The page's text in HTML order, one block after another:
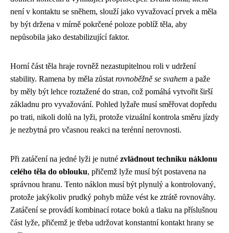
není v kontaktu se sněhem, slouží jako vyvažovací prvek a měla
by být držena v mírně pokrčené poloze poblíž těla, aby
nepůsobila jako destabilizující faktor.
Horní část těla hraje rovněž nezastupitelnou roli v udržení
stability. Ramena by měla zůstat rovnoběžně se svahem a paže
by měly být lehce roztažené do stran, což pomáhá vytvořit širší
základnu pro vyvažování. Pohled lyžaře musí směřovat dopředu
po trati, nikoli dolů na lyži, protože vizuální kontrola směru jízdy
je nezbytná pro včasnou reakci na terénní nerovnosti.
Při zatáčení na jedné lyži je nutné zvládnout techniku náklonu
celého těla do oblouku, přičemž lyže musí být postavena na
správnou hranu. Tento náklon musí být plynulý a kontrolovaný,
protože jakýkoliv prudký pohyb může vést ke ztrátě rovnováhy.
Zatáčení se provádí kombinací rotace boků a tlaku na příslušnou
část lyže, přičemž je třeba udržovat konstantní kontakt hrany se